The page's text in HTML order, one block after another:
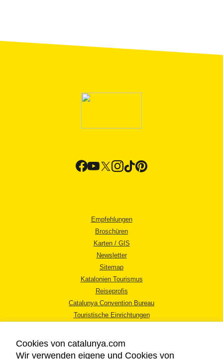
Empfehlungen
Broschüren
Karten / GIS
Newsletter
Sitemap
Katalonien Tourismus
Reiseprofis
Catalunya Convention Bureau
Touristische Einrichtungen
Cookies von catalunya.com
Wir verwenden eigene und Cookies von